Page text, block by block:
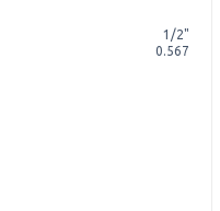
1/2"
0.567